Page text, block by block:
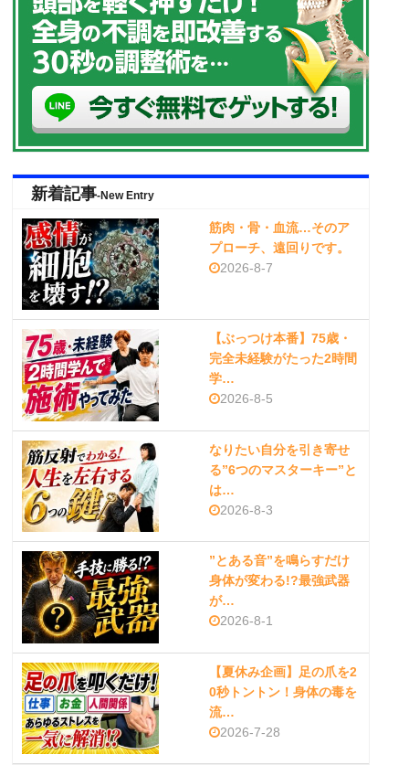
新着記事-New Entry
筋肉・骨・血流…そのア
プローチ、遠回りです。
2026-8-7
【ぶっつけ本番】75歳・
完全未経験がたった2時間
学…
2026-8-5
なりたい自分を引き寄せ
る”6つのマスターキー”と
は…
2026-8-3
”とある音”を鳴らすだけ
身体が変わる!?最強武器
が…
2026-8-1
【夏休み企画】足の爪を2
0秒トントン！身体の毒を
流…
2026-7-28